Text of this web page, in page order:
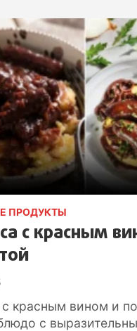
ПРОДУКТЫ
с красным
красным вином и
с